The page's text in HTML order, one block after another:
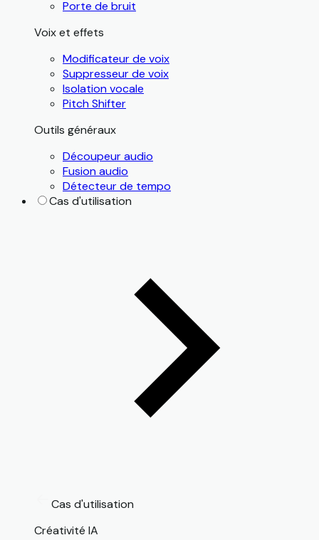
Porte de bruit
Voix et effets
Modificateur de voix
Suppresseur de voix
Isolation vocale
Pitch Shifter
Outils généraux
Découpeur audio
Fusion audio
Détecteur de tempo
Cas d'utilisation
Cas d'utilisation
Créativité IA